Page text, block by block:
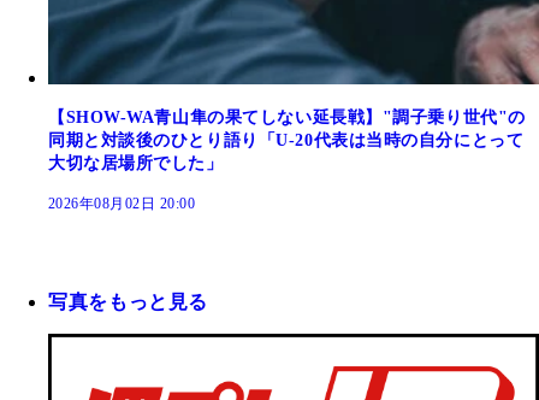
【SHOW-WA青山隼の果てしない延長戦】"調子乗り世代"の
同期と対談後のひとり語り「U-20代表は当時の自分にとって
大切な居場所でした」
2026年08月02日 20:00
写真をもっと見る